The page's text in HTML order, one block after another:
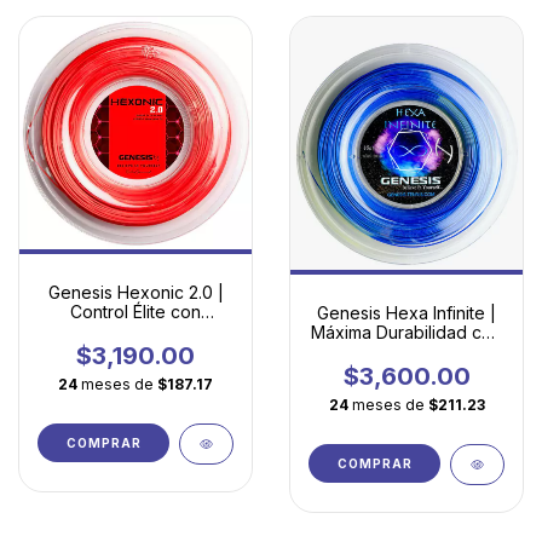
Genesis Hexonic 2.0 |
Control Élite con
Avanzada
$3,190.00
24 meses de $187.17
COMPRAR
Genesis Hexa Infinite |
Máxima Durabilidad con
$3,600.00
24 meses de $211.23
COMPRAR